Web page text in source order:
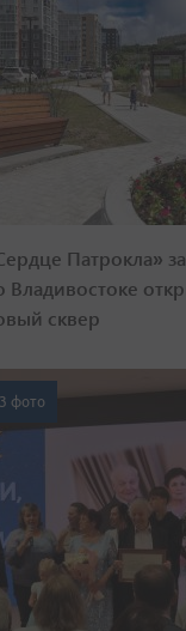
Патрокла»
Владивостоке
сквер
фото